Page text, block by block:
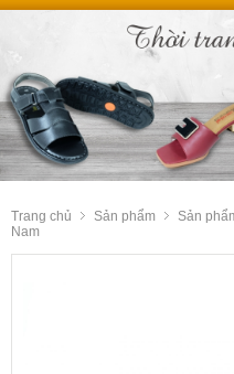
Trang chủ Sản phẩm Sản
Nam